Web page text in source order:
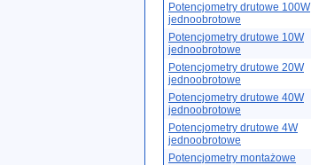
Potencjometry drutowe 100W
jednoobrotowe
Potencjometry drutowe 10W
jednoobrotowe
Potencjometry drutowe 20W
jednoobrotowe
Potencjometry drutowe 40W
jednoobrotowe
Potencjometry drutowe 4W
jednoobrotowe
Potencjometry montażowe